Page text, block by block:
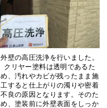
外壁の高圧洗浄を行いました。
クリヤー塗料は透明であるた
め、汚れやカビが残ったまま施
工すると仕上がりの濁りや密着
不良の原因となります。そのた
め、塗装前に外壁表面をしっか